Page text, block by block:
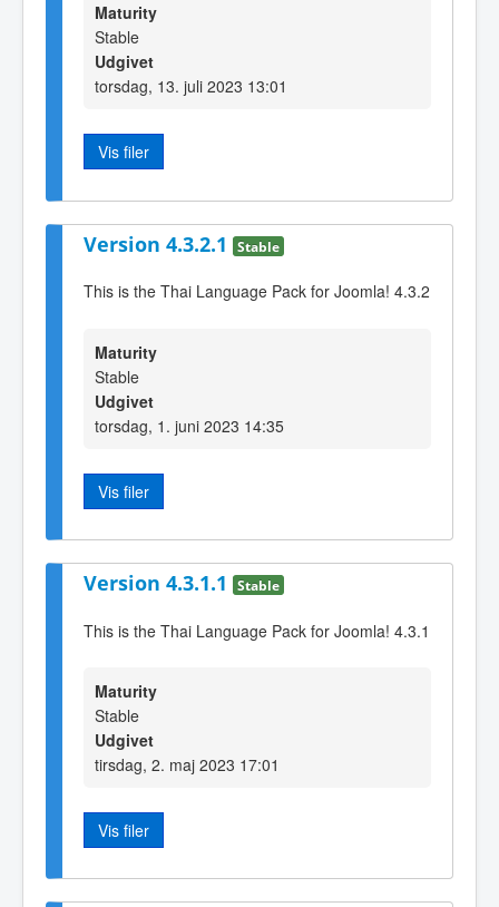
Maturity
Stable
Udgivet
torsdag, 13. juli 2023 13:01
Vis filer
Version 4.3.2.1 Stable
This is the Thai Language Pack for Joomla! 4.3.2
Maturity
Stable
Udgivet
torsdag, 1. juni 2023 14:35
Vis filer
Version 4.3.1.1 Stable
This is the Thai Language Pack for Joomla! 4.3.1
Maturity
Stable
Udgivet
tirsdag, 2. maj 2023 17:01
Vis filer